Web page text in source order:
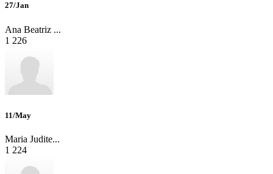
27/Jan
Ana Beatriz ...
1 226
11/May
Maria Judite...
1 224